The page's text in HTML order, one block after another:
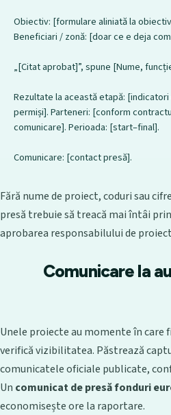
Obiectiv: [formulare aliniată la
Beneficiari / zonă: [doar ce e deja
„[Citat aprobat]”, spune [Nume,
Rezultate la această etapă:
permiși]. Parteneri: [conform
comunicare]. Perioada: [start–final].
Comunicare: [contact presă].
Fără nume de proiect, coduri sau
presă trebuie să treacă mai întâi
aprobarea responsabilului de
Comunicare la
Unele proiecte au momente în
verifică vizibilitatea. Păstrează
comunicatele oficiale publicate,
Un comunicat de presă fonduri
economisește ore la raportare.